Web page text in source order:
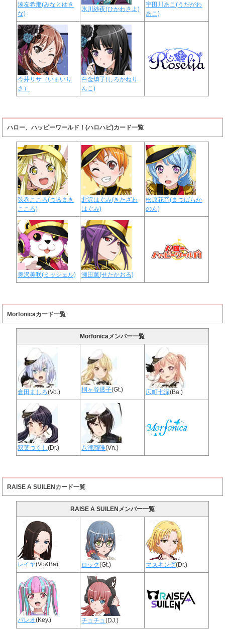
湊友希那(みなとゆき
な)
氷川紗夜(ひかわさよ)
宇田川あこ(うだがわ
あこ)
今井リサ（いまいり
さ）
白金燐子(しろかねり
んこ)
ハロー、ハッピーワールド！(ハロハピ)カード一覧
弦巻こころ(つるまき
こころ)
北沢はぐみ(きたざわ
はぐみ)
松原花音(まつばらか
のん)
奥沢美咲(ミッシェル) 瀬田薫(せたかおる)
Morfonicaカード一覧
Morfonicaメンバー一覧
倉田ましろ(Vo.) 桐ヶ谷透子(Gt.) 広町七深(Ba.)
双葉つくし(Dr.) 八潮瑠唯(Vn.)
RAISE A SUILENカード一覧
RAISE A SUILENメンバー一覧
レイヤ(Vo&Ba) ロック(Gt.) マスキング(Dr.)
パレオ(Key.) チュチュ(DJ.)